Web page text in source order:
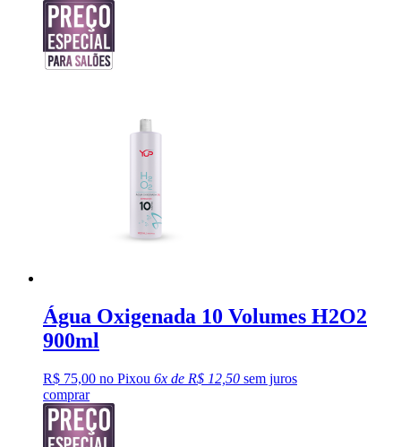
Água Oxigenada 10 Volumes H2O2
900ml
R$ 75,00 no Pixou 6x de R$ 12,50 sem juros
comprar